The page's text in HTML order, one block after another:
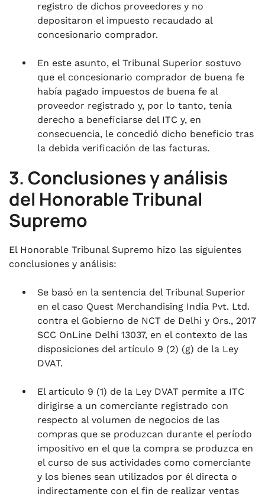
registro de dichos proveedores y no
depositaron el impuesto recaudado al
concesionario comprador.
En este asunto, el Tribunal Superior sostuvo
que el concesionario comprador de buena fe
había pagado impuestos de buena fe al
proveedor registrado y, por lo tanto, tenía
derecho a beneficiarse del ITC y, en
consecuencia, le concedió dicho beneficio tras
la debida verificación de las facturas.
3. Conclusiones y análisis
del Honorable Tribunal
Supremo
El Honorable Tribunal Supremo hizo las siguientes
conclusiones y análisis:
Se basó en la sentencia del Tribunal Superior
en el caso Quest Merchandising India Pvt. Ltd.
contra el Gobierno de NCT de Delhi y Ors., 2017
SCC OnLine Delhi 13037, en el contexto de las
disposiciones del artículo 9 (2) (g) de la Ley
DVAT.
El artículo 9 (1) de la Ley DVAT permite a ITC
dirigirse a un comerciante registrado con
respecto al volumen de negocios de las
compras que se produzcan durante el período
impositivo en el que la compra se produzca en
el curso de sus actividades como comerciante
y los bienes sean utilizados por él directa o
indirectamente con el fin de realizar ventas